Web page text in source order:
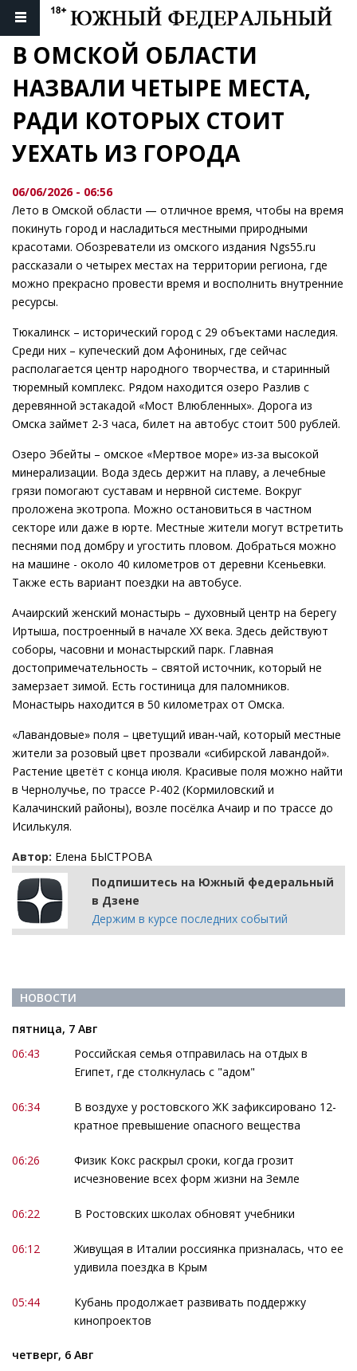
В ОМСКОЙ ОБЛАСТИ
НАЗВАЛИ ЧЕТЫРЕ МЕСТА,
РАДИ КОТОРЫХ СТОИТ
УЕХАТЬ ИЗ ГОРОДА
06/06/2026 - 06:56
Лето в Омской области — отличное время, чтобы на время
покинуть город и насладиться местными природными
красотами. Обозреватели из омского издания Ngs55.ru
рассказали о четырех местах на территории региона, где
можно прекрасно провести время и восполнить внутренние
ресурсы.
Тюкалинск – исторический город с 29 объектами наследия.
Среди них – купеческий дом Афониных, где сейчас
располагается центр народного творчества, и старинный
тюремный комплекс. Рядом находится озеро Разлив с
деревянной эстакадой «Мост Влюбленных». Дорога из
Омска займет 2-3 часа, билет на автобус стоит 500 рублей.
Озеро Эбейты – омское «Мертвое море» из-за высокой
минерализации. Вода здесь держит на плаву, а лечебные
грязи помогают суставам и нервной системе. Вокруг
проложена экотропа. Можно остановиться в частном
секторе или даже в юрте. Местные жители могут встретить
песнями под домбру и угостить пловом. Добраться можно
на машине - около 40 километров от деревни Ксеньевки.
Также есть вариант поездки на автобусе.
Ачаирский женский монастырь – духовный центр на берегу
Иртыша, построенный в начале XX века. Здесь действуют
соборы, часовни и монастырский парк. Главная
достопримечательность – святой источник, который не
замерзает зимой. Есть гостиница для паломников.
Монастырь находится в 50 километрах от Омска.
«Лавандовые» поля – цветущий иван-чай, который местные
жители за розовый цвет прозвали «сибирской лавандой».
Растение цветёт с конца июля. Красивые поля можно найти
в Чернолучье, по трассе Р-402 (Кормиловский и
Калачинский районы), возле посёлка Ачаир и по трассе до
Исилькуля.
Автор: Елена БЫСТРОВА
Подпишитесь на Южный федеральный
в Дзене
Держим в курсе последних событий
НОВОСТИ
пятница, 7 Авг
06:43
Российская семья отправилась на отдых в
Египет, где столкнулась с "адом"
06:34
В воздухе у ростовского ЖК зафиксировано 12-
кратное превышение опасного вещества
06:26
Физик Кокс раскрыл сроки, когда грозит
исчезновение всех форм жизни на Земле
06:22 В Ростовских школах обновят учебники
06:12
Живущая в Италии россиянка призналась, что ее
удивила поездка в Крым
05:44
Кубань продолжает развивать поддержку
кинопроектов
четверг, 6 Авг